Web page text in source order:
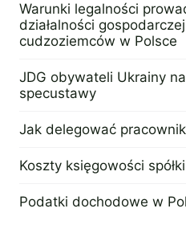
Warunki legalności
działalności
cudzoziemców w Polsce
JDG obywateli Ukrainy
specustawy
Jak delegować
Koszty księgowości
Podatki dochodowe w